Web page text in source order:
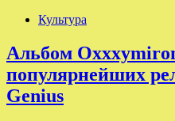
Культура
Альбом
популярнейших
Genius